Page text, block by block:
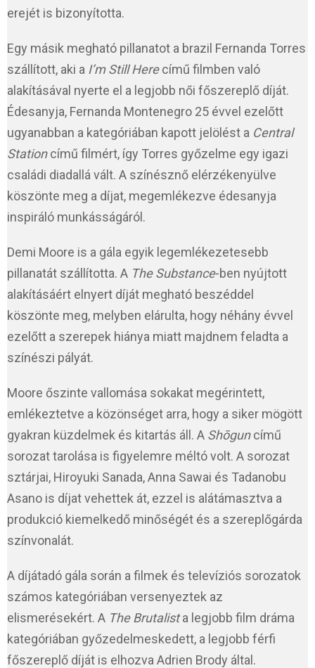
erejét is bizonyította.
Egy másik megható pillanatot a brazil Fernanda Torres
szállított, aki a I’m Still Herecímű filmben való
alakításával nyerte el a legjobb női főszereplő díját.
Édesanyja, Fernanda Montenegro 25 évvel ezelőtt
ugyanabban a kategóriában kapott jelölést a Central
Stationcímű filmért, így Torres győzelme egy igazi
családi diadallá vált. A színésznő elérzékenyülve
köszönte meg a díjat, megemlékezve édesanyja
inspiráló munkásságáról.
Demi Moore is a gála egyik legemlékezetesebb
pillanatát szállította. A The Substance-ben nyújtott
alakításáért elnyert díját megható beszéddel
köszönte meg, melyben elárulta, hogy néhány évvel
ezelőtt a szerepek hiánya miatt majdnem feladta a
színészi pályát.
Moore őszinte vallomása sokakat megérintett,
emlékeztetve a közönséget arra, hogy a siker mögött
gyakran küzdelmek és kitartás áll. A Shōguncímű
sorozat tarolása is figyelemre méltó volt. A sorozat
sztárjai, Hiroyuki Sanada, Anna Sawai és Tadanobu
Asano is díjat vehettek át, ezzel is alátámasztva a
produkció kiemelkedő minőségét és a szereplőgárda
színvonalát.
A díjátadó gála során a filmek és televíziós sorozatok
számos kategóriában versenyeztek az
elismerésekért. A The Brutalista legjobb film dráma
kategóriában győzedelmeskedett, a legjobb férfi
főszereplő díját is elhozva Adrien Brody által.